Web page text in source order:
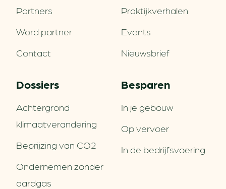
Partners
Word partner
Contact
Praktijkverhalen
Events
Nieuwsbrief
Dossiers
Achtergrond
klimaatverandering
Beprijzing van CO2
Ondernemen zonder
aardgas
Besparen
In je gebouw
Op vervoer
In de bedrijfsvoering